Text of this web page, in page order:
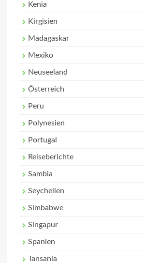
Kenia
Kirgisien
Madagaskar
Mexiko
Neuseeland
Österreich
Peru
Polynesien
Portugal
Reiseberichte
Sambia
Seychellen
Simbabwe
Singapur
Spanien
Tansania